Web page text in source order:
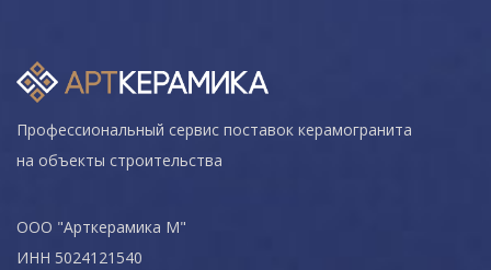
Профессиональный сервис поставок керамогранита
на объекты строительства
ООО "Арткерамика М"
ИНН 5024121540